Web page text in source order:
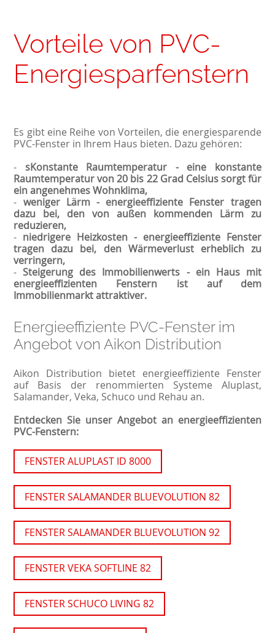
Vorteile von PVC-
Energiesparfenstern
Es gibt eine Reihe von Vorteilen, die energiesparende
PVC-Fenster in Ihrem Haus bieten. Dazu gehören:
- sKonstante Raumtemperatur - eine konstante
Raumtemperatur von 20 bis 22 Grad Celsius sorgt für
ein angenehmes Wohnklima,
- weniger Lärm - energieeffiziente Fenster tragen
dazu bei, den von außen kommenden Lärm zu
reduzieren,
- niedrigere Heizkosten - energieeffiziente Fenster
tragen dazu bei, den Wärmeverlust erheblich zu
verringern,
-Steigerung des Immobilienwerts - ein Haus mit
energieeffizienten Fenstern ist auf dem
Immobilienmarkt attraktiver.
Energieeffiziente PVC-Fenster im
Angebot von Aikon Distribution
Aikon Distribution bietet energieeffiziente Fenster
auf Basis der renommierten Systeme Aluplast,
Salamander, Veka, Schuco und Rehau an.
Entdecken Sie unser Angebot an energieeffizienten
PVC-Fenstern:
FENSTER ALUPLAST ID 8000
FENSTER SALAMANDER BLUEVOLUTION 82
FENSTER SALAMANDER BLUEVOLUTION 92
FENSTER VEKA SOFTLINE 82
FENSTER SCHUCO LIVING 82